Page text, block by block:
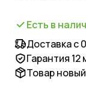
Есть в
Доставка с
Гарантия
Товар